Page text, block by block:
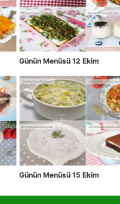
Günün Menüsü 12 Ekim
Günün Menüsü 15 Ekim